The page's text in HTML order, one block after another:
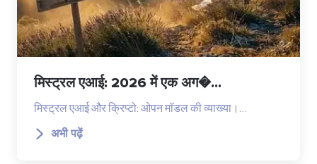
मिस्ट्रल एआई: 2026 में एक अग�...
मिस्ट्रल एआई और क्रिप्टो: ओपन मॉडल की व्याख्या।…
अभी पढ़ें